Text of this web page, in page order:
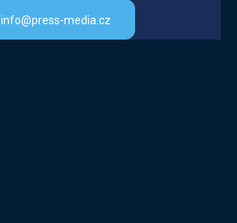
info@press-media.cz